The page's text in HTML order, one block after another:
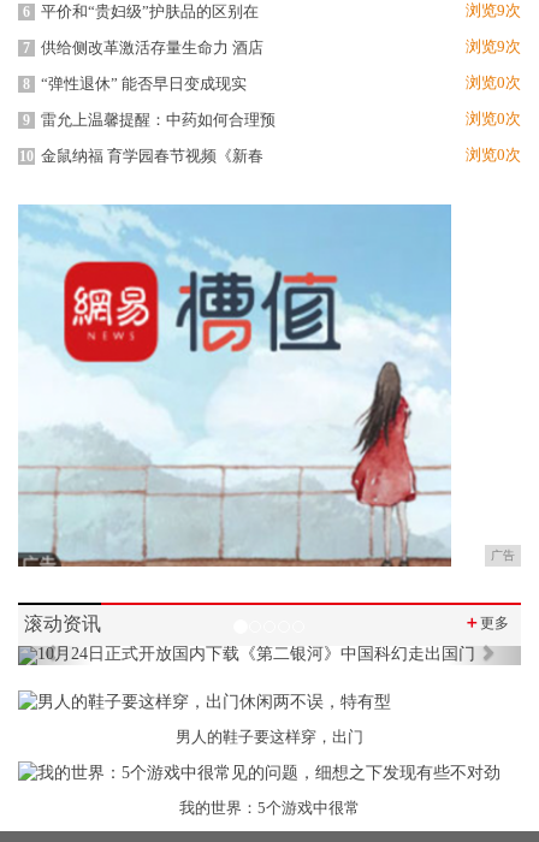
6 平价和“贵妇级”护肤品的区别在 浏览9次
7 供给侧改革激活存量生命力 酒店 浏览9次
8 “弹性退休” 能否早日变成现实 浏览0次
9 雷允上温馨提醒：中药如何合理预 浏览0次
10 金鼠纳福 育学园春节视频《新春 浏览0次
广告
滚动资讯 ＋更多
Previous Next
男人的鞋子要这样穿，出门
我的世界：5个游戏中很常